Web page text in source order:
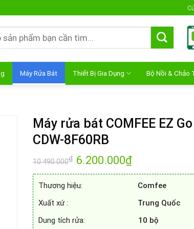
Máy Rửa Bát Thiết Bị Gia Dụng Bộ Nồi & Chảo
Máy rửa bát COMFEE EZ
CDW-8F60RB
10.490.000₫ Giá
gốc
là:
6.200.000₫Giá
hiện
tại
6.200.000₫.
Thương hiệu: Comfee
Xuất xứ : Trung Quốc
Dung tích rửa: 10 bộ